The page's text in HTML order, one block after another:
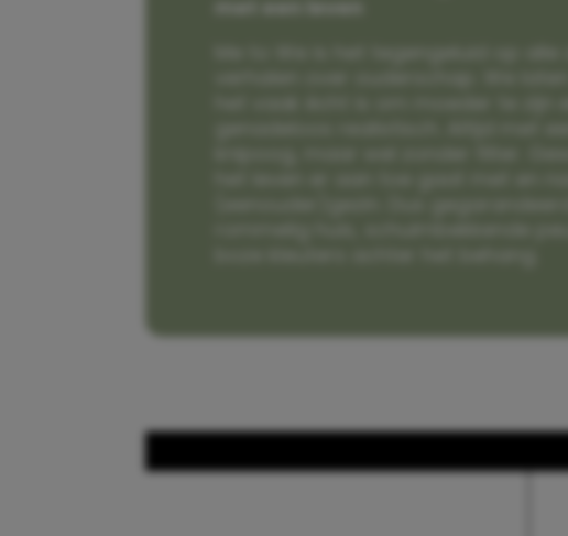
met een leven